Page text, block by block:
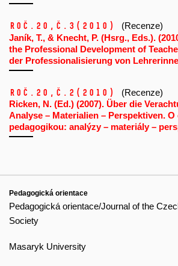
Roč.20, č.3 (2010)
(Recenze)
Janík, T., & Knecht, P. (Hsrg., Eds.).
the Professional Development of
der Professionalisierung von
Roč.20, č.2 (2010)
(Recenze)
Ricken, N. (Ed.) (2007). Über die
Analyse – Materialien – Perspektiven.
pedagogikou: analýzy – materiály –
Pedagogická orientace
Pedagogická orientace/Journal of the
Society
Masaryk University